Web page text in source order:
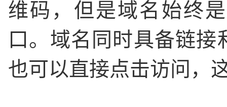
维码，但是域名始终
口。域名同时具备链
也可以直接点击访问，